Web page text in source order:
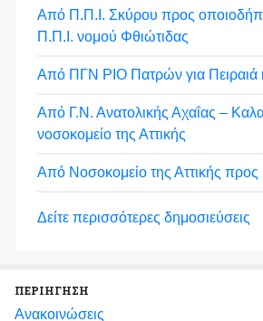
Από Π.Π.Ι. Σκύρου προς
Π.Π.Ι. νομού Φθιώτιδας
Από ΠΓΝ ΡΙΟ Πατρών για Πειραιά
Από Γ.Ν. Ανατολικής Αχαΐας –
νοσοκομείο της Αττικής
Από Νοσοκομείο της Αττικής προς
Δείτε περισσότερες δημοσιεύσεις
ΠΕΡΙΗΓΗΣΗ
Ανακοινώσεις